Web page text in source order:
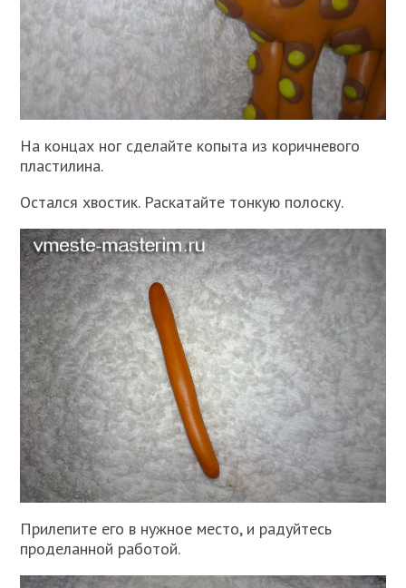
На концах ног сделайте копыта из коричневого
пластилина.
Остался хвостик. Раскатайте тонкую полоску.
Прилепите его в нужное место, и радуйтесь
проделанной работой.